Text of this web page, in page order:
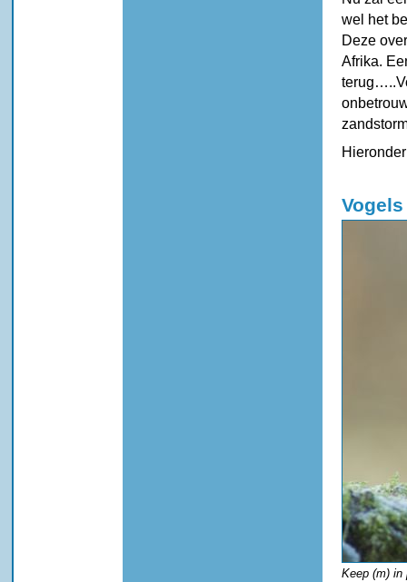
wel het
Deze
Afrika.
Vogels
Keep (m) in